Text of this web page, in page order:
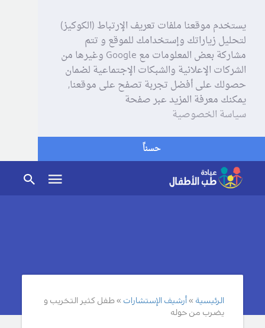
يستخدم موقعنا ملفات تعريف الإرتباط (الكوكيز)
لتحليل زياراتك وإستخدامك للموقع و تتم
مشاركة بعض المعلومات مع Google وغيرها من
الشركات الإعلانية والشبكات الإجتماعية لضمان
حصولك على أفضل تجربة تصفح على موقعنا,
يمكنك معرفة المزيد عبر صفحة
سياسة الخصوصية
حسناً
الرئيسية أرشيف الإستشارات
طفل كثير التخريب و
يضرب من حوله